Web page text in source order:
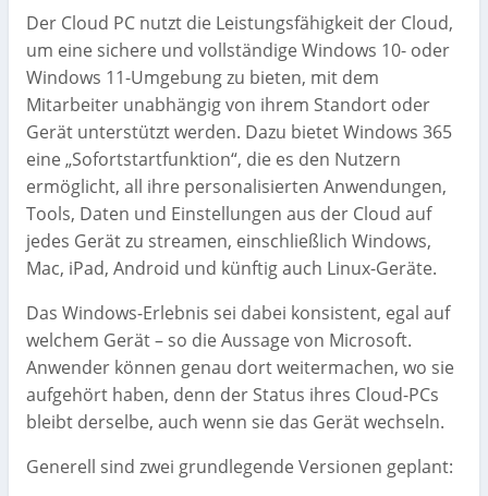
Der Cloud PC nutzt die Leistungsfähigkeit der Cloud,
um eine sichere und vollständige Windows 10- oder
Windows 11-Umgebung zu bieten, mit dem
Mitarbeiter unabhängig von ihrem Standort oder
Gerät unterstützt werden. Dazu bietet Windows 365
eine „Sofortstartfunktion“, die es den Nutzern
ermöglicht, all ihre personalisierten Anwendungen,
Tools, Daten und Einstellungen aus der Cloud auf
jedes Gerät zu streamen, einschließlich Windows,
Mac, iPad, Android und künftig auch Linux-Geräte.
Das Windows-Erlebnis sei dabei konsistent, egal auf
welchem Gerät – so die Aussage von Microsoft.
Anwender können genau dort weitermachen, wo sie
aufgehört haben, denn der Status ihres Cloud-PCs
bleibt derselbe, auch wenn sie das Gerät wechseln.
Generell sind zwei grundlegende Versionen geplant: